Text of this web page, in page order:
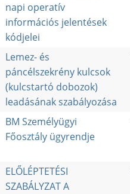
napi operatív
információs jelentések
kódjelei
Lemez- és
páncélszekrény kulcsok
(kulcstartó dobozok)
leadásának szabályozása
BM Személyügyi
Főosztály ügyrendje
ELŐLÉPTETÉSI
SZABÁLYZAT A